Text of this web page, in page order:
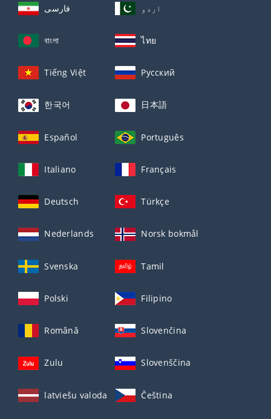
فارسی اردو
বাংলা ไทย
Tiếng Việt Русский
한국어 日本語
Español Português
Italiano Français
Deutsch Türkçe
Nederlands Norsk bokmål
Svenska Tamil
Polski Filipino
Română Slovenčina
Zulu Slovenščina
latviešu valoda Čeština